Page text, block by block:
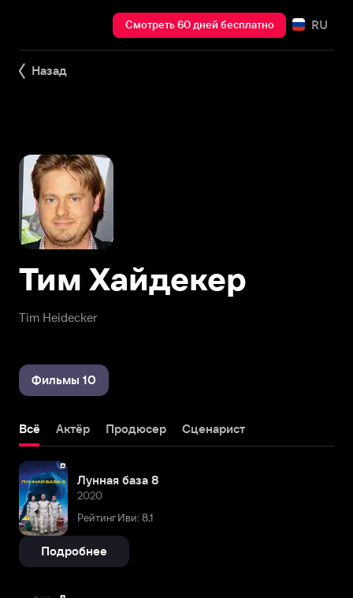
Смотреть 60 дней бесплатно RU
Назад
Tim Heidecker
Тим Хайдекер
Фильмы 10
Всё Актёр Продюсер Сценарист
Лунная база 8
2020
Рейтинг Иви: 8,1
Подробнее